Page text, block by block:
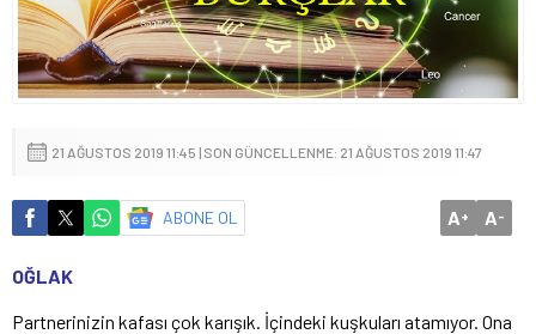
21 AĞUSTOS 2019 11:45 | SON GÜNCELLENME: 21 AĞUSTOS 2019 11:47
ABONE OL A+ A-
OĞLAK
Partnerinizin kafası çok karışık. İçindeki kuşkuları atamıyor. Ona